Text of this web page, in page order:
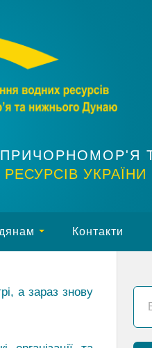
УКРАЇНИ
Контакти
а зараз знову